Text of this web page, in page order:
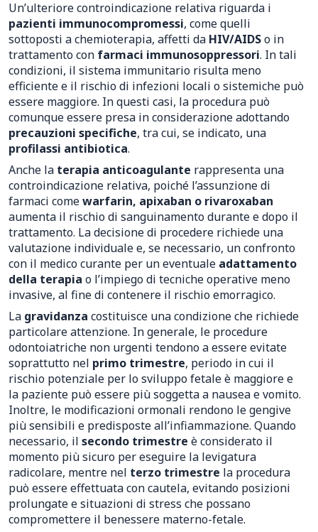
Un’ulteriore controindicazione relativa riguarda i
pazienti immunocompromessi, come quelli
sottoposti a chemioterapia, affetti da HIV/AIDSo in
trattamento con farmaci immunosoppressori. In tali
condizioni, il sistema immunitario risulta meno
efficiente e il rischio di infezioni locali o sistemiche può
essere maggiore. In questi casi, la procedura può
comunque essere presa in considerazione adottando
precauzioni specifiche, tra cui, se indicato, una
profilassi antibiotica.
Anche la terapia anticoagulante rappresenta una
controindicazione relativa, poiché l’assunzione di
farmaci comewarfarin, apixaban o rivaroxaban
aumenta il rischio di sanguinamento durante e dopo il
trattamento. La decisione di procedere richiede una
valutazione individuale e, se necessario, un confronto
con il medico curante per un eventuale adattamento
della terapia o l’impiego di tecniche operative meno
invasive, al fine di contenere il rischio emorragico.
La gravidanza costituisce una condizione che richiede
particolare attenzione. In generale, le procedure
odontoiatriche non urgenti tendono a essere evitate
soprattutto nel primo trimestre, periodo in cui il
rischio potenziale per lo sviluppo fetale è maggiore e
la paziente può essere più soggetta a nausea e vomito.
Inoltre, le modificazioni ormonali rendono le gengive
più sensibili e predisposte all’infiammazione. Quando
necessario, il secondo trimestre è considerato il
momento più sicuro per eseguire la levigatura
radicolare, mentre nel terzo trimestre la procedura
può essere effettuata con cautela, evitando posizioni
prolungate e situazioni di stress che possano
compromettere il benessere materno-fetale.